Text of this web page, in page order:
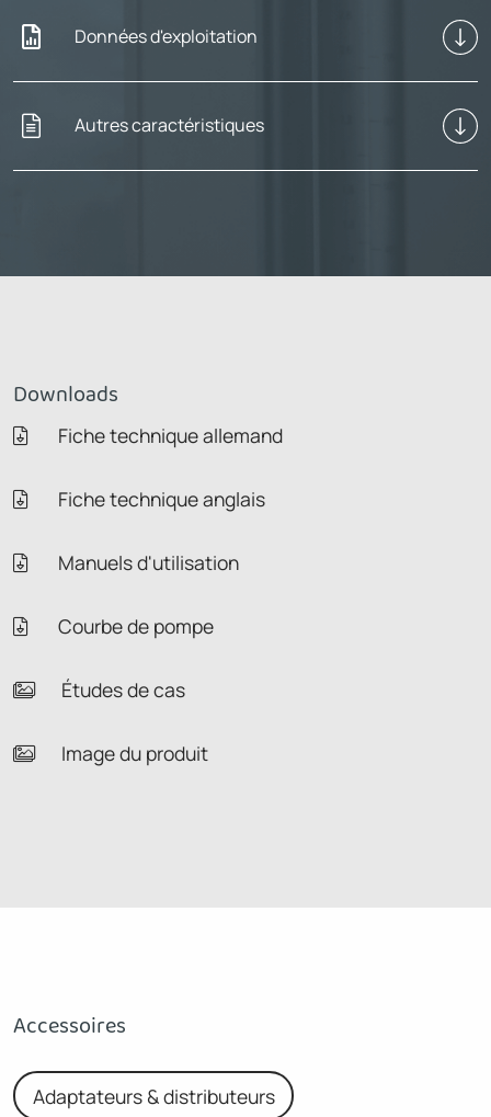
Données d'exploitation
Autres caractéristiques
Downloads
Fiche technique allemand
Fiche technique anglais
Manuels d'utilisation
Courbe de pompe
Études de cas
Image du produit
Accessoires
Adaptateurs & distributeurs